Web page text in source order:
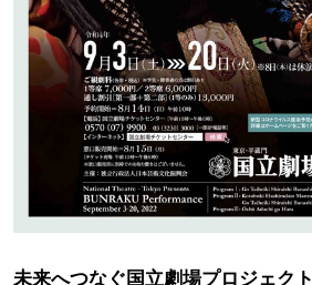
未来へつなぐ国立劇場プロジェクト